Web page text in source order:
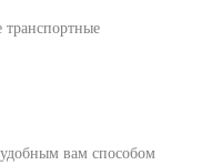
вам способом